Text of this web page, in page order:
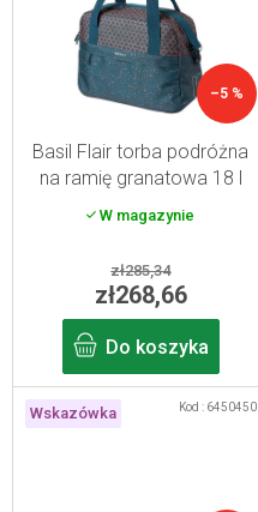
–5 %
Basil Flair torba podróżna
na ramię granatowa 18 l
W magazynie
zł285,34
zł268,66
Do koszyka
Wskazówka Kod : 6450450